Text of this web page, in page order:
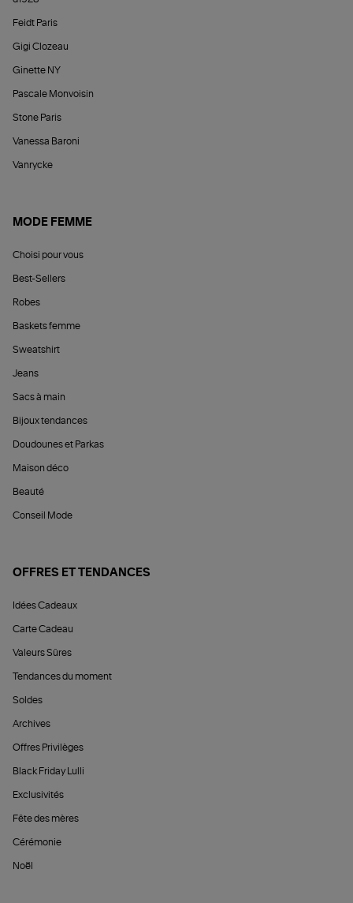
Feidt Paris
Gigi Clozeau
Ginette NY
Pascale Monvoisin
Stone Paris
Vanessa Baroni
Vanrycke
MODE FEMME
Choisi pour vous
Best-Sellers
Robes
Baskets femme
Sweatshirt
Jeans
Sacs à main
Bijoux tendances
Doudounes et Parkas
Maison déco
Beauté
Conseil Mode
OFFRES ET TENDANCES
Idées Cadeaux
Carte Cadeau
Valeurs Sûres
Tendances du moment
Soldes
Archives
Offres Privilèges
Black Friday Lulli
Exclusivités
Fête des mères
Cérémonie
Noël